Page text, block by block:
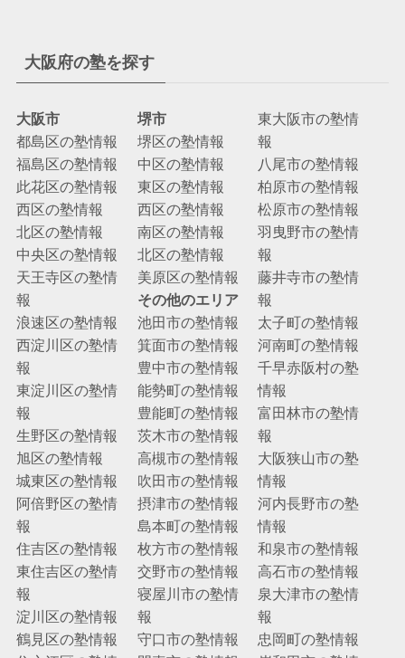
大阪府の塾を探す
大阪市
都島区の塾情報
福島区の塾情報
此花区の塾情報
西区の塾情報
北区の塾情報
中央区の塾情報
天王寺区の塾情
報
浪速区の塾情報
西淀川区の塾情
報
東淀川区の塾情
報
生野区の塾情報
旭区の塾情報
城東区の塾情報
阿倍野区の塾情
報
住吉区の塾情報
東住吉区の塾情
報
淀川区の塾情報
鶴見区の塾情報
堺市
堺区の塾情報
中区の塾情報
東区の塾情報
西区の塾情報
南区の塾情報
北区の塾情報
美原区の塾情報
その他のエリア
池田市の塾情報
箕面市の塾情報
豊中市の塾情報
能勢町の塾情報
豊能町の塾情報
茨木市の塾情報
高槻市の塾情報
吹田市の塾情報
摂津市の塾情報
島本町の塾情報
枚方市の塾情報
交野市の塾情報
寝屋川市の塾情
報
守口市の塾情報
東大阪市の塾情
報
八尾市の塾情報
柏原市の塾情報
松原市の塾情報
羽曳野市の塾情
報
藤井寺市の塾情
報
太子町の塾情報
河南町の塾情報
千早赤阪村の塾
情報
富田林市の塾情
報
大阪狭山市の塾
情報
河内長野市の塾
情報
和泉市の塾情報
高石市の塾情報
泉大津市の塾情
報
忠岡町の塾情報